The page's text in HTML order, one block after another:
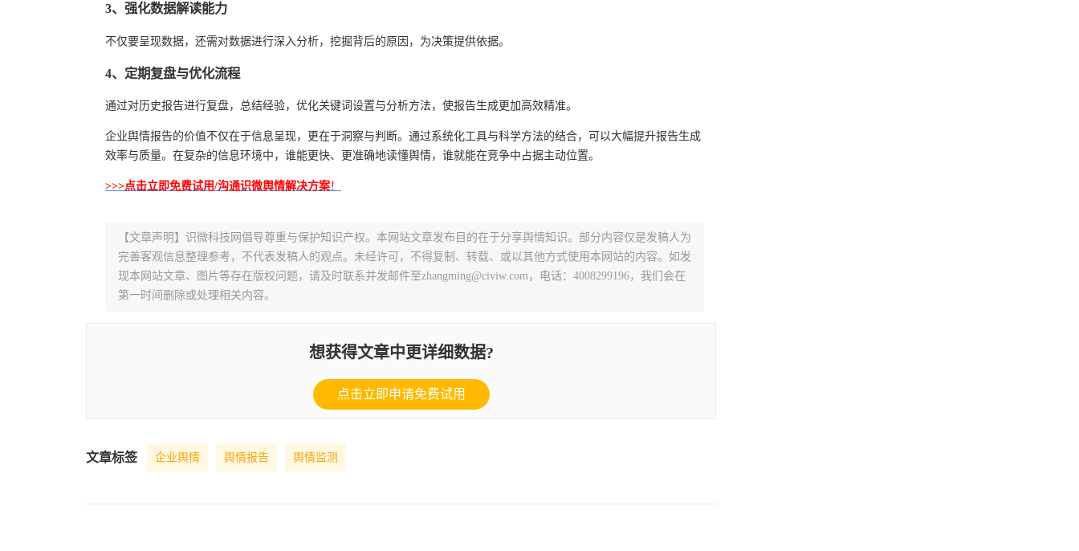
3、强化数据解读能力
不仅要呈现数据，还需对数据进行深入分析，挖掘背后的原因，为决策提供依据。
4、定期复盘与优化流程
通过对历史报告进行复盘，总结经验，优化关键词设置与分析方法，使报告生成更加高效精准。
企业舆情报告的价值不仅在于信息呈现，更在于洞察与判断。通过系统化工具与科学方法的结合，可以大幅提升报告生成
效率与质量。在复杂的信息环境中，谁能更快、更准确地读懂舆情，谁就能在竞争中占据主动位置。
>>>点击立即免费试用/沟通识微舆情解决方案！
【文章声明】识微科技网倡导尊重与保护知识产权。本网站文章发布目的在于分享舆情知识。部分内容仅是发稿人为
完善客观信息整理参考，不代表发稿人的观点。未经许可，不得复制、转载、或以其他方式使用本网站的内容。如发
现本网站文章、图片等存在版权问题，请及时联系并发邮件至zhangming@civiw.com，电话：4008299196，我们会在
第一时间删除或处理相关内容。
想获得文章中更详细数据?
点击立即申请免费试用
文章标签 企业舆情 舆情报告 舆情监测